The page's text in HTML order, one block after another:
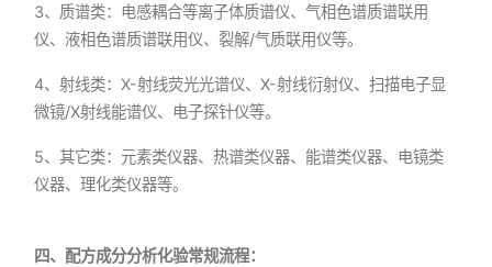
3、质谱类：电感耦合等离子体质谱仪、气相色谱质谱联用
仪、液相色谱质谱联用仪、裂解/气质联用仪等。
4、射线类：X-射线荧光光谱仪、X-射线衍射仪、扫描电子显
微镜/X射线能谱仪、电子探针仪等。
5、其它类：元素类仪器、热谱类仪器、能谱类仪器、电镜类
仪器、理化类仪器等。
四、配方成分分析化验常规流程：